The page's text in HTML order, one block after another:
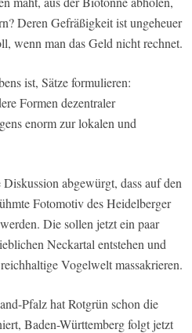
Deren Gefräßigkeit ist ungeheuer
wenn man das Geld nicht rechnet.
ist, Sätze formulieren:
Formen dezentraler
enorm zur lokalen und
abgewürgt, dass auf den
Fotomotiv des Heidelberger
Die sollen jetzt ein paar
Neckartal entstehen und
Vogelwelt massakrieren.
Pfalz hat Rotgrün schon die
Baden-Württemberg folgt jetzt